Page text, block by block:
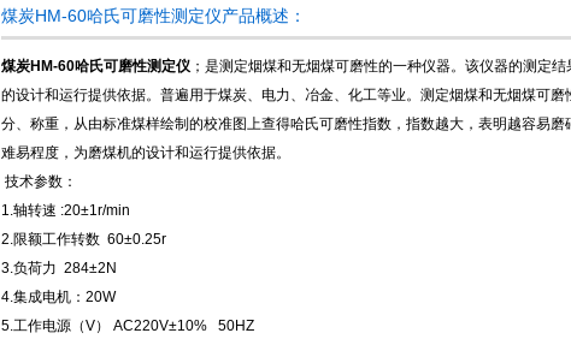
煤炭HM-60哈氏可磨性测定仪产品概述：
煤炭HM-60哈氏可磨性测定仪 ；是测定烟煤和无烟煤可磨性的一种仪器。该仪器的测定
的设计和运行提供依据。普遍用于煤炭、电力、冶金、化工等业。测定烟煤和无烟煤可
分、称重，从由标准煤样绘制的校准图上查得哈氏可磨性指数，指数越大，表明越容易
难易程度，为磨煤机的设计和运行提供依据。
技术参数：
1.轴转速 :20±1r/min
2.限额工作转数 60±0.25r
3.负荷力 284±2N
4.集成电机：20W
5.工作电源（V） AC220V±10% 50HZ